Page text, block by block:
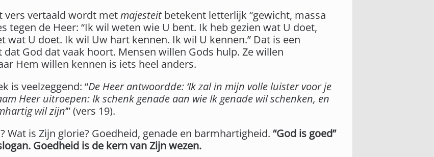
vers vertaald wordt metmajesteit betekent letterlijk “gewicht, massa
tegen de Heer: “Ik wil weten wie U bent. Ik heb gezien wat U doet,
U doet. Ik wil Uw hart kennen. Ik wil U kennen.” Dat is een
God dat vaak hoort. Mensen willen Gods hulp. Ze willen
Hem willen kennen is iets heel anders.
is veelzeggend: “De Heer antwoordde: ‘Ik zal in mijn volle luister voor je
Heer uitroepen: Ik schenk genade aan wie Ik genade wil schenken, en
wil zijn‘” (vers 19).
Wat is Zijn glorie? Goedheid, genade en barmhartigheid. “God is goed”
Goedheid is de kern van Zijn wezen.